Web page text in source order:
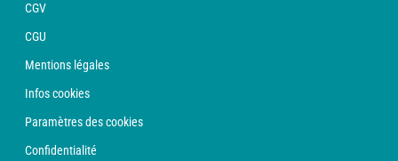
CGV
CGU
Mentions légales
Infos cookies
Paramètres des cookies
Confidentialité